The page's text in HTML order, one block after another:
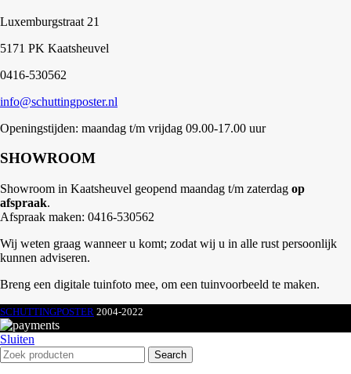
Luxemburgstraat 21
5171 PK Kaatsheuvel
0416-530562
info@schuttingposter.nl
Openingstijden: maandag t/m vrijdag 09.00-17.00 uur
SHOWROOM
Showroom in Kaatsheuvel geopend maandag t/m zaterdag op
afspraak.
Afspraak maken: 0416-530562
Wij weten graag wanneer u komt; zodat wij u in alle rust persoonlijk
kunnen adviseren.
Breng een digitale tuinfoto mee, om een tuinvoorbeeld te maken.
SCHUTTINGPOSTER 2004-2022
Sluiten
Search